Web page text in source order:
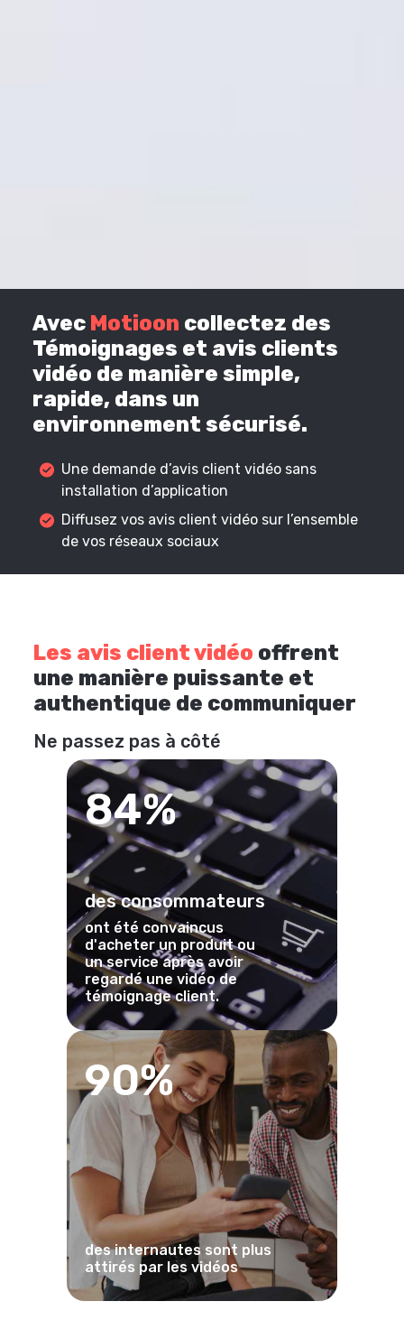
Avec Motioon collectez des
Témoignages et avis clients
vidéo de manière simple,
rapide, dans un
environnement sécurisé.
Une demande d’avis client vidéo sans
installation d’application
Diffusez vos avis client vidéo sur l’ensemble
de vos réseaux sociaux
Les avis client vidéo offrent
une manière puissante et
authentique de communiquer
Ne passez pas à côté
84%
des consommateurs
ont été convaincus
d'acheter un produit ou
un service après avoir
regardé une vidéo de
témoignage client.
90%
des internautes sont plus
attirés par les vidéos